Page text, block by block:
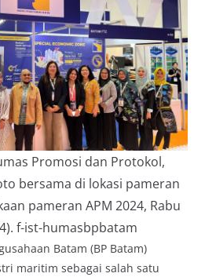
Promosi dan Protokol,
bersama di lokasi pameran
pameran APM 2024, Rabu
f-ist-humasbpbatam
Batam (BP Batam)
maritim sebagai salah satu